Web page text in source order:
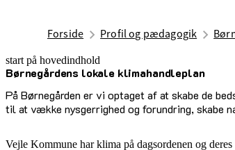
Forside Profil og pædagogik
start på hovedindhold
Børnegårdens lokale klimahandleplan
På Børnegården er vi optaget af at skabe de
til at vække nysgerrighed og forundring, skabe
senest opdateret 1. juli 2025
Vejle Kommune har klima på dagsordenen og